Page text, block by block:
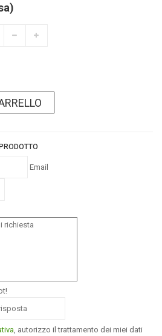
Email
, autorizzo il trattamento dei miei dati